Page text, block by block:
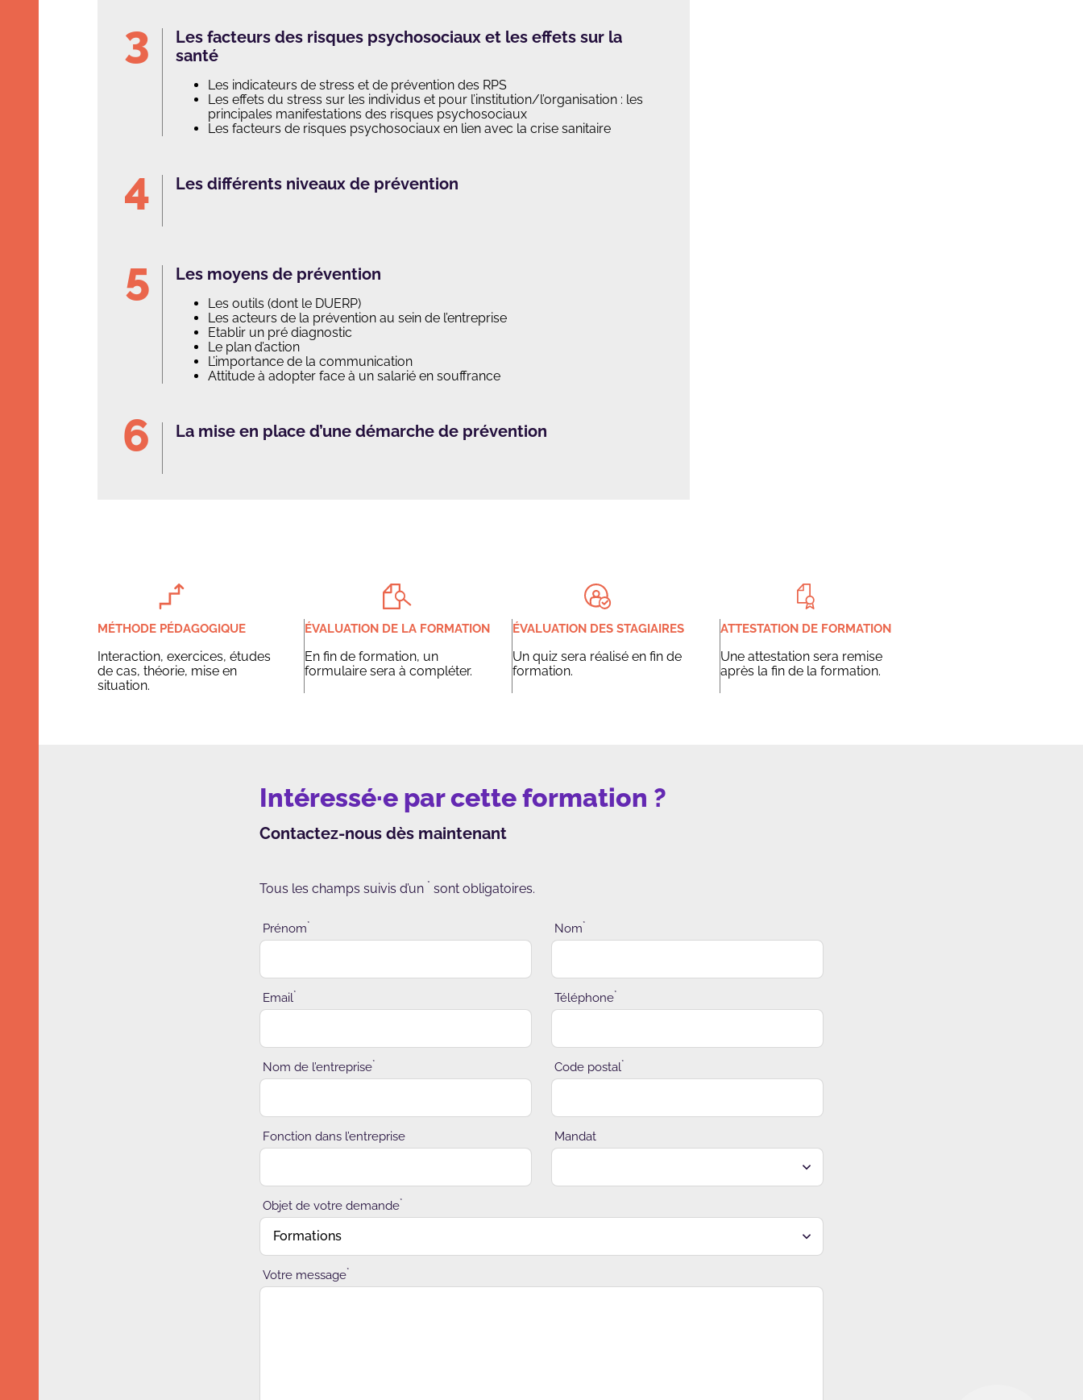
Les facteurs des risques psychosociaux et les effets sur la
santé
Les indicateurs de stress et de prévention des RPS
Les effets du stress sur les individus et pour l’institution/l’organisation : les
principales manifestations des risques psychosociaux
Les facteurs de risques psychosociaux en lien avec la crise sanitaire
Les différents niveaux de prévention
Les moyens de prévention
Les outils (dont le DUERP)
Les acteurs de la prévention au sein de l’entreprise
Etablir un pré diagnostic
Le plan d’action
L’importance de la communication
Attitude à adopter face à un salarié en souffrance
La mise en place d’une démarche de prévention
MÉTHODE PÉDAGOGIQUE
Interaction, exercices, études
de cas, théorie, mise en
situation.
ÉVALUATION DE LA FORMATION
En fin de formation, un
formulaire sera à compléter.
ÉVALUATION DES STAGIAIRES
Un quiz sera réalisé en fin de
formation.
ATTESTATION DE FORMATION
Une attestation sera remise
après la fin de la formation.
Intéressé·e par cette formation ?
Contactez-nous dès maintenant
Tous les champs suivis d’un * sont obligatoires.
Prénom* Nom*
Email* Téléphone*
Nom de l’entreprise* Code postal*
Fonction dans l’entreprise Mandat
Objet de votre demande*
Votre message*